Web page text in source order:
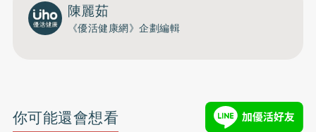
陳麗茹
《優活健康網》企劃編輯
你可能還會想看